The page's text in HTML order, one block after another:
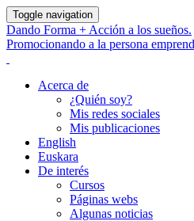
Toggle navigation
Dando Forma + Acción a los sueños.
Promocionando a la persona
Acerca de
¿Quién soy?
Mis redes sociales
Mis publicaciones
English
Euskara
De interés
Cursos
Páginas webs
Algunas noticias